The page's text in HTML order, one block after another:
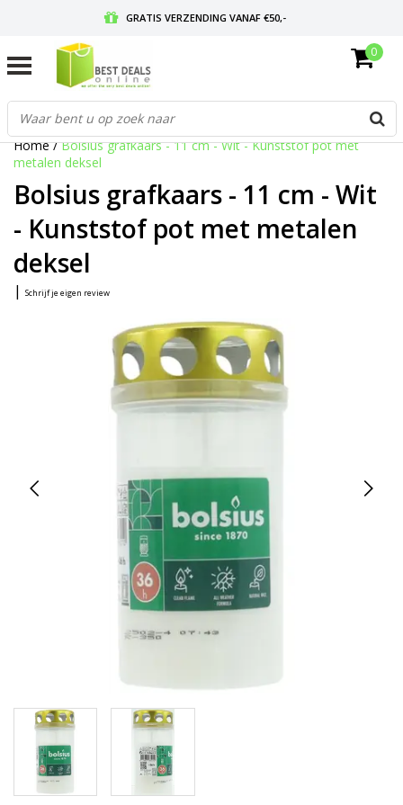
GRATIS VERZENDING VANAF €50,-
GRATIS RETOURNEREN EN 30 DAGEN BEDENKTIJD
0
Home/Bolsius grafkaars - 11 cm - Wit - Kunststof pot met
metalen deksel
Bolsius grafkaars - 11 cm - Wit
- Kunststof pot met metalen
deksel
| Schrijf je eigen review